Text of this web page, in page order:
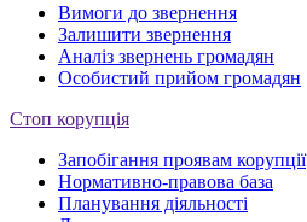
Вимоги до звернення
Залишити звернення
Аналіз звернень громадян
Особистий прийом громадян
Стоп корупція
Запобігання проявам корупції
Нормативно-правова база
Планування діяльності